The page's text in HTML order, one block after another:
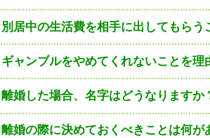
別居中の生活費を相手に出してもらう
ギャンブルをやめてくれないことを理
離婚した場合、名字はどうなりますか
離婚の際に決めておくべきことは何が